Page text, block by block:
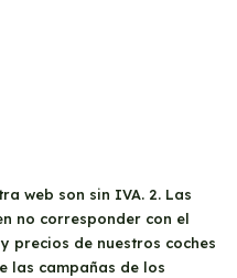
web son sin IVA. 2. Las
no corresponder con el
precios de nuestros coches
las campañas de los